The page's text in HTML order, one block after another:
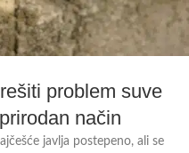
problem suve
način
javlja postepeno, ali se